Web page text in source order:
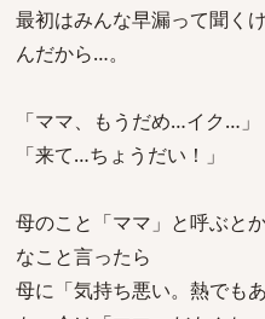
最初はみんな早漏って聞く
んだから…。
「ママ、もうだめ…イク…」
「来て…ちょうだい！」
母のこと「ママ」と呼ぶと
なこと言ったら
母に「気持ち悪い。熱でも